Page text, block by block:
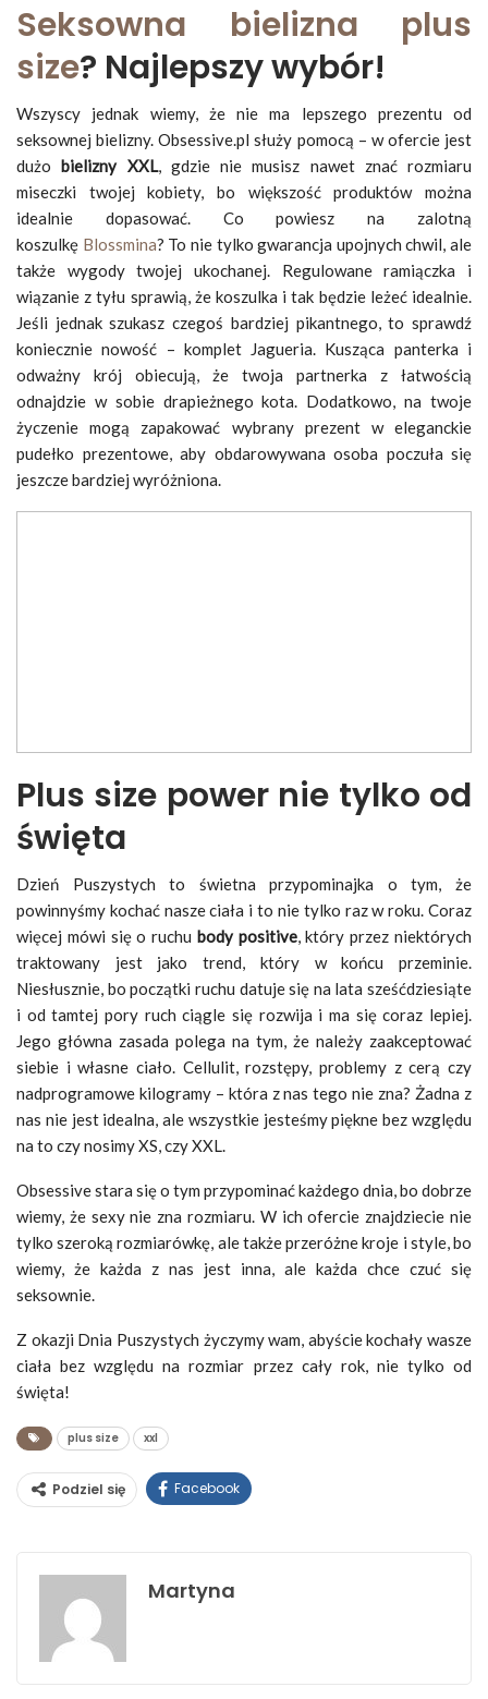
Seksowna bielizna plus
size? Najlepszy wybór!
Wszyscy jednak wiemy, że nie ma lepszego prezentu od
seksownej bielizny. Obsessive.pl służy pomocą – w ofercie jest
dużobielizny XXL, gdzie nie musisz nawet znać rozmiaru
miseczki twojej kobiety, bo większość produktów można
idealnie dopasować. Co powiesz na zalotną
koszulkę Blossmina? To nie tylko gwarancja upojnych chwil, ale
także wygody twojej ukochanej. Regulowane ramiączka i
wiązanie z tyłu sprawią, że koszulka i tak będzie leżeć idealnie.
Jeśli jednak szukasz czegoś bardziej pikantnego, to sprawdź
koniecznie nowość – komplet Jagueria. Kusząca panterka i
odważny krój obiecują, że twoja partnerka z łatwością
odnajdzie w sobie drapieżnego kota. Dodatkowo, na twoje
życzenie mogą zapakować wybrany prezent w eleganckie
pudełko prezentowe, aby obdarowywana osoba poczuła się
jeszcze bardziej wyróżniona.
Plus size power nie tylko od
święta
Dzień Puszystych to świetna przypominajka o tym, że
powinnyśmy kochać nasze ciała i to nie tylko raz w roku. Coraz
więcej mówi się o ruchu body positive, który przez niektórych
traktowany jest jako trend, który w końcu przeminie.
Niesłusznie, bo początki ruchu datuje się na lata sześćdziesiąte
i od tamtej pory ruch ciągle się rozwija i ma się coraz lepiej.
Jego główna zasada polega na tym, że należy zaakceptować
siebie i własne ciało. Cellulit, rozstępy, problemy z cerą czy
nadprogramowe kilogramy – która z nas tego nie zna? Żadna z
nas nie jest idealna, ale wszystkie jesteśmy piękne bez względu
na to czy nosimy XS, czy XXL.
Obsessive stara się o tym przypominać każdego dnia, bo dobrze
wiemy, że sexy nie zna rozmiaru. W ich ofercie znajdziecie nie
tylko szeroką rozmiarówkę, ale także przeróżne kroje i style, bo
wiemy, że każda z nas jest inna, ale każda chce czuć się
seksownie.
Z okazji Dnia Puszystych życzymy wam, abyście kochały wasze
ciała bez względu na rozmiar przez cały rok, nie tylko od
święta!
plus size xxl
Podziel się Facebook
Martyna